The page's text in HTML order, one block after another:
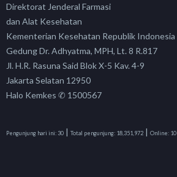
Direktorat Jenderal Farmasi
dan Alat Kesehatan
Kementerian Kesehatan Republik Indonesia
Gedung Dr. Adhyatma, MPH, Lt. 8 R.817
Jl. H.R. Rasuna Said Blok X-5 Kav. 4-9
Jakarta Selatan 12950
Halo Kemkes ✆ 1500567
Pengunjung hari ini: 30 | Total pengunjung: 18,351,972 | Online: 10